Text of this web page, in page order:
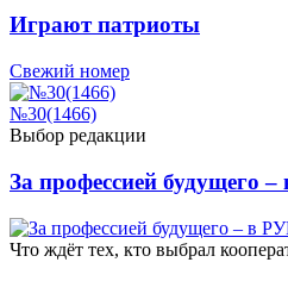
Играют патриоты
Свежий номер
№30(1466)
Выбор редакции
За профессией будущего
Что ждёт тех, кто выбрал